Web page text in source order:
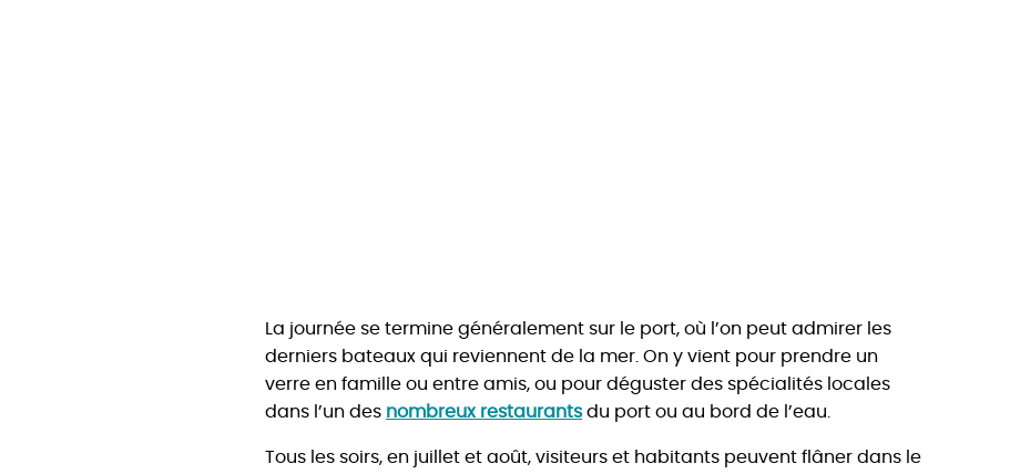
La journée se termine généralement sur le port, où l’on peut admirer les
derniers bateaux qui reviennent de la mer. On y vient pour prendre un
verre en famille ou entre amis, ou pour déguster des spécialités locales
dans l’un des nombreux restaurantsdu port ou au bord de l’eau.
Tous les soirs, en juillet et août, visiteurs et habitants peuvent flâner dans le